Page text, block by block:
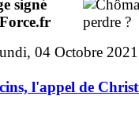
signé
04 Octobre
l'appel de